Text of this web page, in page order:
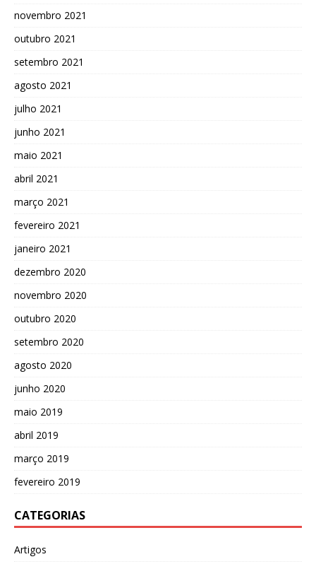
novembro 2021
outubro 2021
setembro 2021
agosto 2021
julho 2021
junho 2021
maio 2021
abril 2021
março 2021
fevereiro 2021
janeiro 2021
dezembro 2020
novembro 2020
outubro 2020
setembro 2020
agosto 2020
junho 2020
maio 2019
abril 2019
março 2019
fevereiro 2019
CATEGORIAS
Artigos